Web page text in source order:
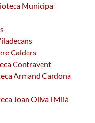
Municipal
Calders
Contravent
Armand Cardona
Joan Oliva i Milà